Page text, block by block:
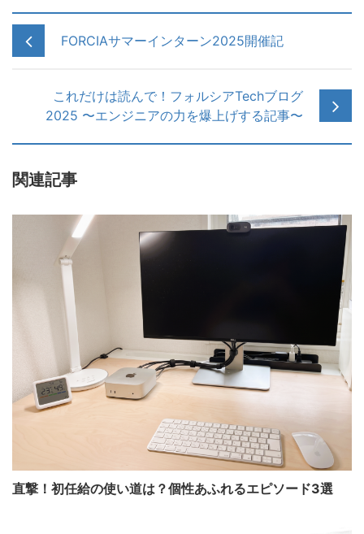
FORCIAサマーインターン2025開催記
これだけは読んで！フォルシアTechブログ
2025 〜エンジニアの力を爆上げする記事〜
関連記事
直撃！初任給の使い道は？個性あふれるエピソード3選